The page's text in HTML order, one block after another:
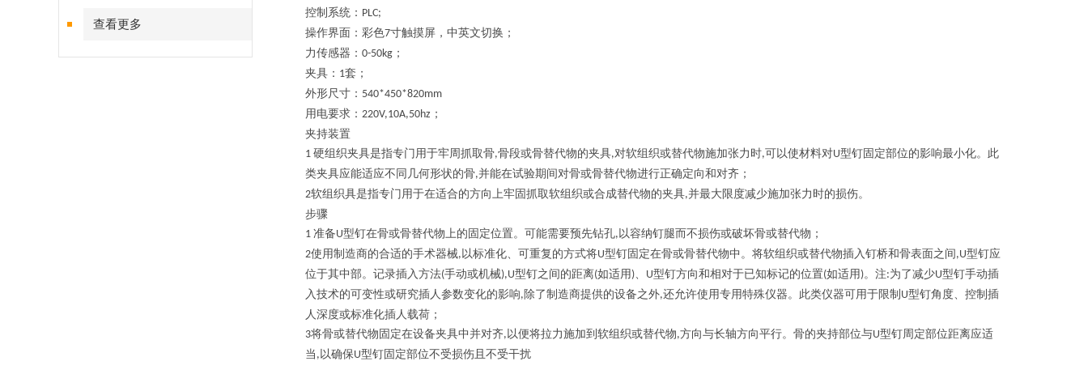
查看更多
控制系统： PLC;
操作界面：彩色7寸触摸屏，中英文切换；
力传感器： 0-50kg ；
夹具： 1套；
外形尺寸： 540*450*820mm
用电要求： 220V,10A,50hz ；
夹持装置
1 硬组织夹具是指专门用于牢周抓取骨,骨段或骨替代物的夹具,对软组织或替代物施加张力时,可以使材料对U型钉固定部位的影响最小化。此
类夹具应能适应不同几何形状的骨,并能在试验期间对骨或骨替代物进行正确定向和对齐 ；
2软组织具是指专门用于在适合的方向上牢固抓取软组织或合成替代物的夹具,并最大限度减少施加张力时的损伤。
步骤
1 准备U型钉在骨或骨替代物上的固定位置。可能需要预先钻孔, 以容纳钉腿而不损伤或破坏骨或替代物 ；
2使用制造商的合适的手术器械, 以标准化、可重复的方式将U型钉固定在骨或骨替代物中。将软组织或替代物插入钉桥和骨表面之间 ,U型钉应
位于其中部。记录插入方法(手动或机械),U型钉之间的距离(如适用 )、 U型钉方向和相对于已知标记的位置(如适用 )。注:为了减少U型钉手动插
入技术的可变性或研究插人参数变化的影响, 除了制造商提供的设备之外,还允许使用专用特殊仪器。此类仪器可用于限制 U型钉角度、控制插
人深度或标准化插人载荷；
3将骨或替代物固定在设备夹具中并对齐, 以便将拉力施加到软组织或替代物,方向与长轴方向平行。骨的夹持部位与U型钉周定部位距离应适
当 , 以确保U型钉固定部位不受损伤且不受干扰